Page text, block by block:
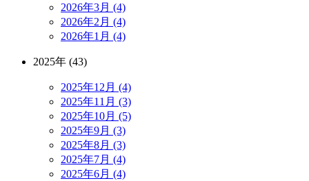
2026年3月 (4)
2026年2月 (4)
2026年1月 (4)
2025年 (43)
2025年12月 (4)
2025年11月 (3)
2025年10月 (5)
2025年9月 (3)
2025年8月 (3)
2025年7月 (4)
2025年6月 (4)